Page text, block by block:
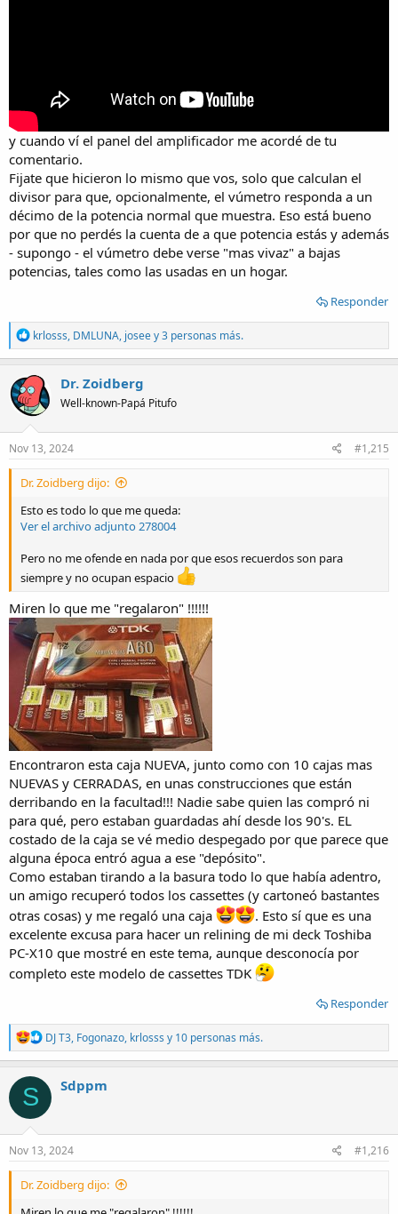
y cuando ví el panel del amplificador me acordé de tu
comentario.
Fijate que hicieron lo mismo que vos, solo que calculan el
divisor para que, opcionalmente, el vúmetro responda a un
décimo de la potencia normal que muestra. Eso está bueno
por que no perdés la cuenta de a que potencia estás y además
- supongo - el vúmetro debe verse "mas vivaz" a bajas
potencias, tales como las usadas en un hogar.
Responder
R
e
a
c
t
i
o
n
s
krlosss, DMLUNA, joseey 3 personas más.
Dr. Zoidberg
Well-known-Papá Pitufo
Nov 13, 2024 #1,215
Dr. Zoidberg dijo:
Esto es todo lo que me queda:
Ver el archivo adjunto 278004
Pero no me ofende en nada por que esos recuerdos son para
siempre y no ocupan espacio
Miren lo que me "regalaron" !!!!!!
Encontraron esta caja NUEVA, junto como con 10 cajas mas
NUEVAS y CERRADAS, en unas construcciones que están
derribando en la facultad!!! Nadie sabe quien las compró ni
para qué, pero estaban guardadas ahí desde los 90's. EL
costado de la caja se vé medio despegado por que parece que
alguna época entró agua a ese "depósito".
Como estaban tirando a la basura todo lo que había adentro,
un amigo recuperó todos los cassettes (y cartoneó bastantes
otras cosas) y me regaló una caja
. Esto sí que es una
excelente excusa para hacer un relining de mi deck Toshiba
PC-X10 que mostré en este tema, aunque desconocía por
completo este modelo de cassettes TDK
Responder
R
e
a
c
i
n
DJ T3, Fogonazo, krlosss y 10 personas más.
S Sdppm
Nov 13, 2024 #1,216
Dr. Zoidberg dijo: